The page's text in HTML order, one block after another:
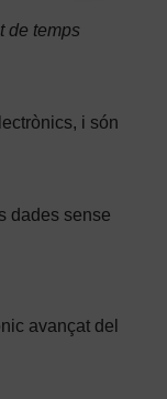
de temps
i són
dades sense
avançat del